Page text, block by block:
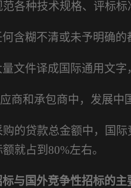
各种技术规格、评标标
含糊不清或未予明确的
文件译成国际通用文字
商和承包商中，发展中
的贷款总金额中，国
就占到80%左右。
与国外竞争性招标的主